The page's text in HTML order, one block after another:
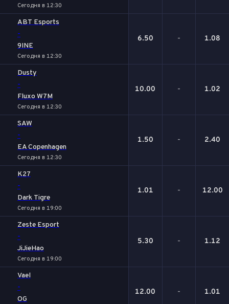
Сегодня в 12:30
ABT Esports
-
9INE
Сегодня в 12:30
6.50 - 1.08
Dusty
-
Fluxo W7M
Сегодня в 12:30
10.00 - 1.02
SAW
-
EA Copenhagen
Сегодня в 12:30
1.50 - 2.40
K27
-
Dark Tigre
Сегодня в 19:00
1.01 - 12.00
Zeste Esport
-
JiJieHao
Сегодня в 19:00
5.30 - 1.12
Vael
-
OG
12.00 - 1.01